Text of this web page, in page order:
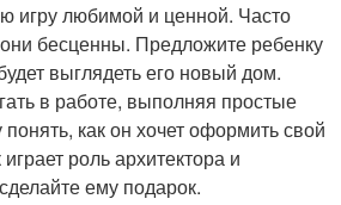
игру любимой и ценной. Часто
бесценны. Предложите ребенку
выглядеть его новый дом.
в работе, выполняя простые
как он хочет оформить свой
роль архитектора и
ему подарок.